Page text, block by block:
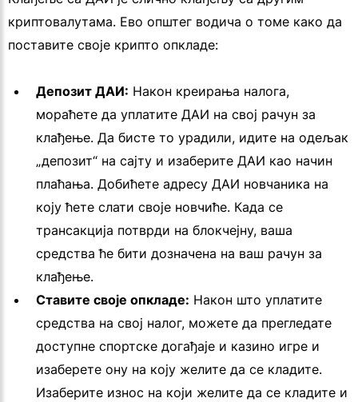
криптовалутама. Ево општег водича о томе како да
поставите своје крипто опкладе:
Депозит ДАИ: Након креирања налога,
мораћете да уплатите ДАИ на свој рачун за
клађење. Да бисте то урадили, идите на одељак
„депозит“ на сајту и изаберите ДАИ као начин
плаћања. Добићете адресу ДАИ новчаника на
коју ћете слати своје новчиће. Када се
трансакција потврди на блокчејну, ваша
средства ће бити дозначена на ваш рачун за
клађење.
Ставите своје опкладе: Након што уплатите
средства на свој налог, можете да прегледате
доступне спортске догађаје и казино игре и
изаберете ону на коју желите да се кладите.
Изаберите износ на који желите да се кладите и